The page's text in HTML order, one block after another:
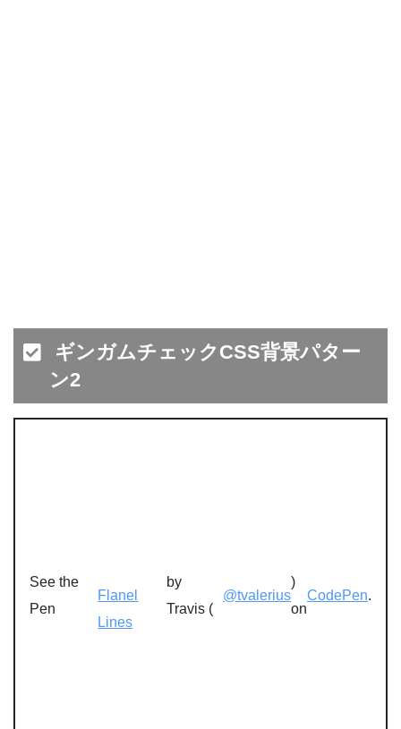
ギンガムチェックCSS背景パター
ン2
See the
Pen
Flanel
Lines
by
Travis (
@tvalerius
)
on
CodePen.